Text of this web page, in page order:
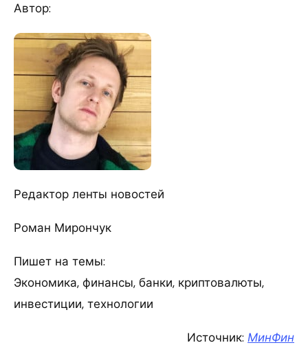
Автор:
Редактор ленты новостей
Роман Мирончук
Пишет на темы:
Экономика, финансы, банки, криптовалюты,
инвестиции, технологии
Источник: МинФин